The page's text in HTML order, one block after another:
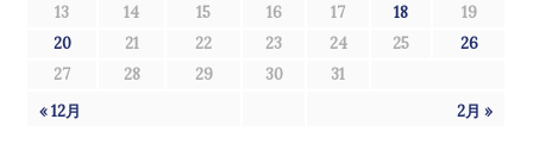
« 12月 2月 »
13
14 15 16 17 18
19
20
21 22 23 24 25
26
27
28 29 30 31